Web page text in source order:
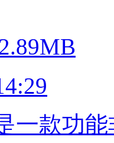
一款功